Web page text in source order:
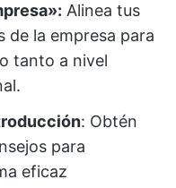
Alinea tus
de la empresa para
tanto a nivel
: Obtén
para
eficaz